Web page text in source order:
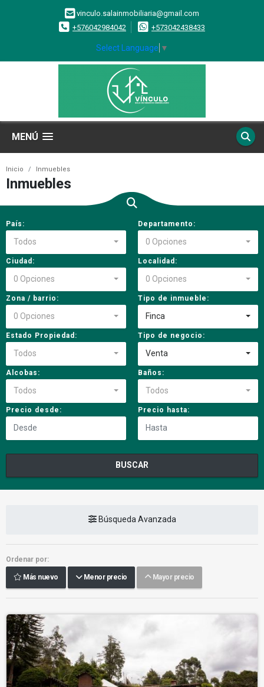
vinculo.salainmobiliaria@gmail.com
+576042984042
+573042438433
Select Language ▼
MENÚ
Inicio Inmuebles
Inmuebles
País:
Todos
Departamento:
0 Opciones
Ciudad:
0 Opciones
Localidad:
0 Opciones
Zona / barrio:
0 Opciones
Tipo de inmueble:
Finca
Estado Propiedad:
Todos
Tipo de negocio:
Venta
Alcobas:
Todos
Baños:
Todos
Precio desde: Precio hasta:
BUSCAR
Búsqueda Avanzada
Ordenar por:
Más nuevo Menor precio Mayor precio